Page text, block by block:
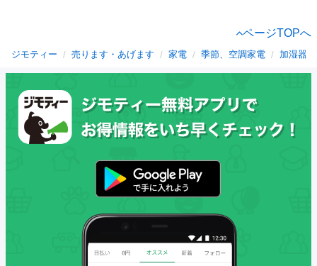
ページTOPへ
ジモティー 売ります・あげます 家電 季節、空調家電 加湿器